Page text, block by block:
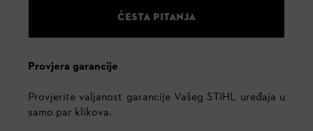
ČESTA PITANJA
Provjera garancije
Provjerite valjanost garancije Vašeg STIHL uređaja u
samo par klikova.